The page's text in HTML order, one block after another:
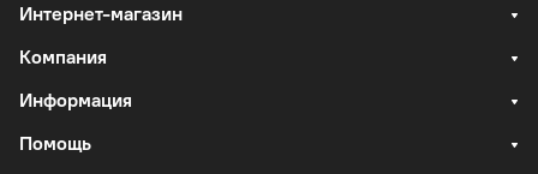
Интернет-магазин
Компания
Информация
Помощь